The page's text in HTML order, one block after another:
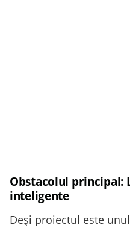
Obstacolul principal:
inteligente
Deși proiectul este